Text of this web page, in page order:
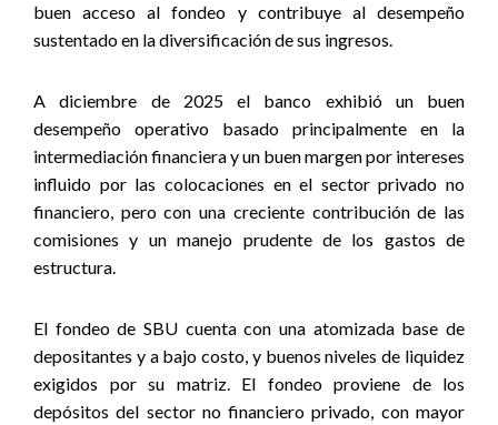
buen acceso al fondeo y contribuye al desempeño
sustentado en la diversificación de sus ingresos.
A diciembre de 2025 el banco exhibió un buen
desempeño operativo basado principalmente en la
intermediación financiera y un buen margen por intereses
influido por las colocaciones en el sector privado no
financiero, pero con una creciente contribución de las
comisiones y un manejo prudente de los gastos de
estructura.
El fondeo de SBU cuenta con una atomizada base de
depositantes y a bajo costo, y buenos niveles de liquidez
exigidos por su matriz. El fondeo proviene de los
depósitos del sector no financiero privado, con mayor